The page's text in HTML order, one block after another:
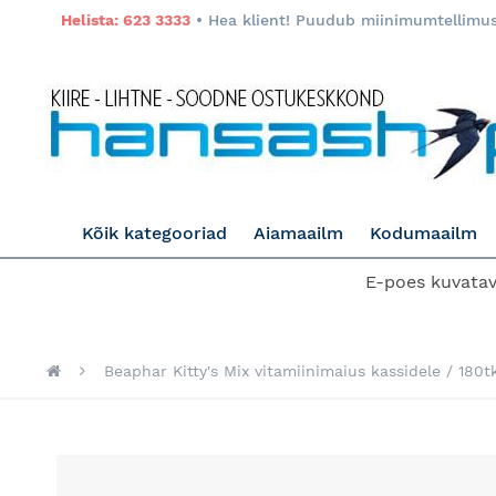
Helista: 623 3333 • Hea klient! Puudub
Kõik kategooriad Aiamaailm Kodumaailm
E-poes
Beaphar Kitty's Mix vitamiinimaius kassidele /